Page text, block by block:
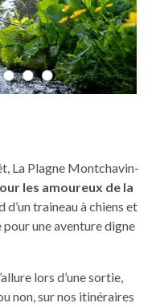
La Plagne Montchavin-
les amoureux de la
d’un traineau à chiens et
une aventure digne
lors d’une sortie,
non, sur nos itinéraires